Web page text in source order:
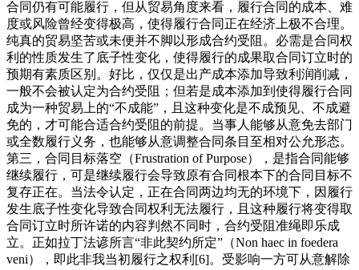
合同仍有可能履行，但从贸易角度来看，履行合同的成本、难
度或风险曾经变得极高，使得履行合同正在经济上极不合理。
纯真的贸易坚苦或未便并不脚以形成合约受阻。必需是合同权
利的性质发生了底子性变化，使得履行的成果取合同订立时的
预期有素质区别。好比，仅仅是出产成本添加导致利润削减，
一般不会被认定为合约受阻；但若是成本添加到使得履行合同
成为一种贸易上的“不成能”，且这种变化是不成预见、不成避
免的，才可能合适合约受阻的前提。当事人能够从意免去部门
或全数履行义务，也能够从意调整合同条目至相对公允形态。
第三，合同目标落空（Frustration of Purpose），是指合同能够
继续履行，可是继续履行会导致原有合同根本下的合同目标不
复存正在。当法令认定，正在合同两边均无的环境下，因履行
发生底子性变化导致合同权利无法履行，且这种履行将变得取
合同订立时所许诺的内容判然不同时，合约受阻准绳即乐成
立。正如拉丁法谚所言“非此契约所定”（Non haec in foedera
veni），即此非我当初履行之权利[6]。受影响一方可从意解除